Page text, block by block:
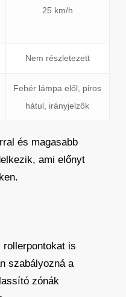
25 km/h
Nem részletezett
Fehér lámpa elől, piros
hátul, irányjelzők
és magasabb
ami előnyt
is
szabályozná a
zónák